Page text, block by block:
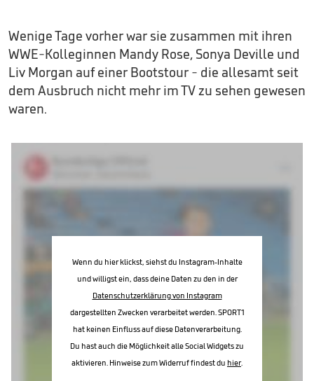
Wenige Tage vorher war sie zusammen mit ihren
WWE-Kolleginnen Mandy Rose, Sonya Deville und
Liv Morgan auf einer Bootstour - die allesamt seit
dem Ausbruch nicht mehr im TV zu sehen gewesen
waren.
Wenn du hier klickst, siehst du Instagram-Inhalte
und willigst ein, dass deine Daten zu den in der
Datenschutzerklärung von Instagram
dargestellten Zwecken verarbeitet werden. SPORT1
hat keinen Einfluss auf diese Datenverarbeitung.
Du hast auch die Möglichkeit alle Social Widgets zu
aktivieren. Hinweise zum Widerruf findest du hier.